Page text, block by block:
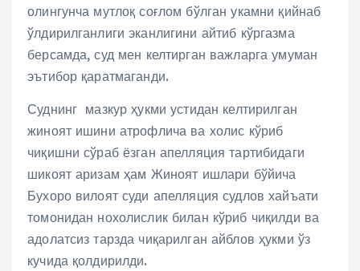
олингунча мутлоқ соғлом бўлган укамни қийнаб
ўлдирилганлиги эканлигини айтиб кўргазма
берсамда, суд мен келтирган важларга умуман
эътибор қаратмаганди.
Суднинг мазкур ҳукми устидан келтирилган
жиноят ишини атрофлича ва холис кўриб
чиқишни сўраб ёзган апелляция тартибидаги
шикоят аризам ҳам Жиноят ишлари бўйича
Бухоро вилоят суди апелляция судлов хайъати
томонидан нохолислик билан кўриб чиқилди ва
адолатсиз тарзда чиқарилган айблов ҳукми ўз
кучида қолдирилди.